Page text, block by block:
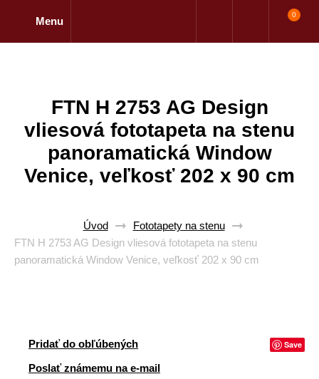
Menu
0
FTN H 2753 AG Design
vliesová fototapeta na stenu
panoramatická Window
Venice, veľkosť 202 x 90 cm
Úvod
Fototapety na stenu
FTN H 2753 AG Design vliesová fototapeta na stenu
panoramatická Window Venice, veľkosť 202 x 90 cm
Pridať do obľúbených Save
Poslať známemu na e-mail